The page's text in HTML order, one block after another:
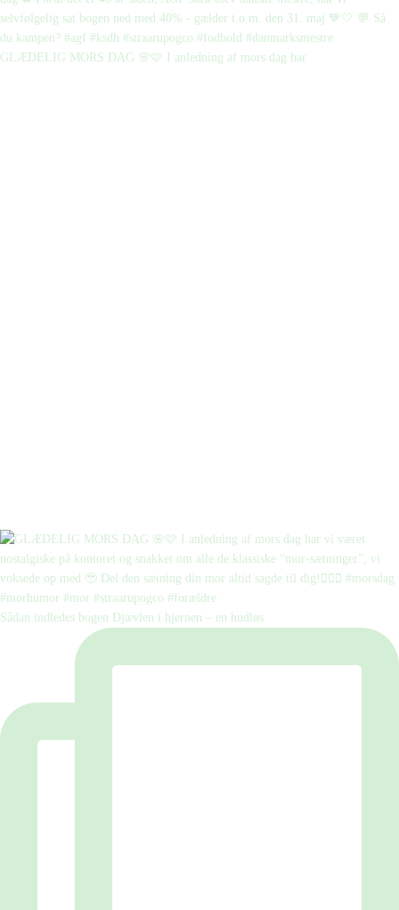
GLÆDELIG MORS DAG 🌸🩷 I anledning af mors dag har
Sådan indledes bogen Djævlen i hjernen – en hudløs